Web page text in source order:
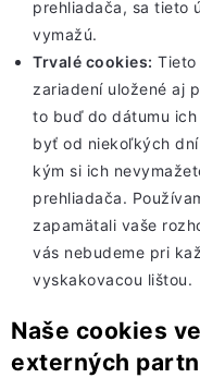
prehliadača, sa tieto
vymažú.
Trvalé cookies: Tieto
zariadení uložené aj
to buď do dátumu
byť od niekoľkých
kým si ich
prehliadača.
zapamätali vaše
vás nebudeme pri
vyskakovacou lištou.
Naše cookies
externých